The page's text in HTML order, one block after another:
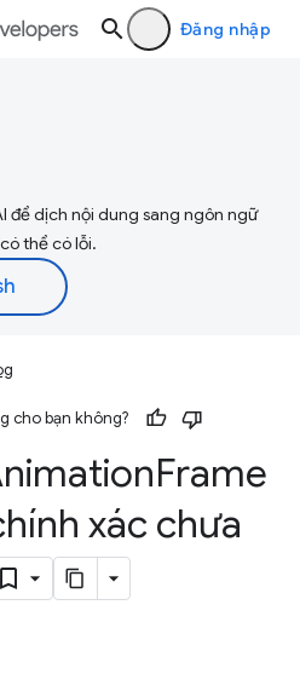
Đăng nhập
để dịch nội dung sang ngôn ngữ
thể có lỗi.
cho bạn không?
Frame
xác chưa